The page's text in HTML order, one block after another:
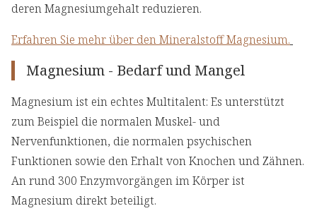
deren Magnesiumgehalt reduzieren.
Erfahren Sie mehr über den Mineralstoff Magnesium.
Magnesium - Bedarf und Mangel
Magnesium ist ein echtes Multitalent: Es unterstützt
zum Beispiel die normalen Muskel- und
Nervenfunktionen, die normalen psychischen
Funktionen sowie den Erhalt von Knochen und Zähnen.
An rund 300 Enzymvorgängen im Körper ist
Magnesium direkt beteiligt.